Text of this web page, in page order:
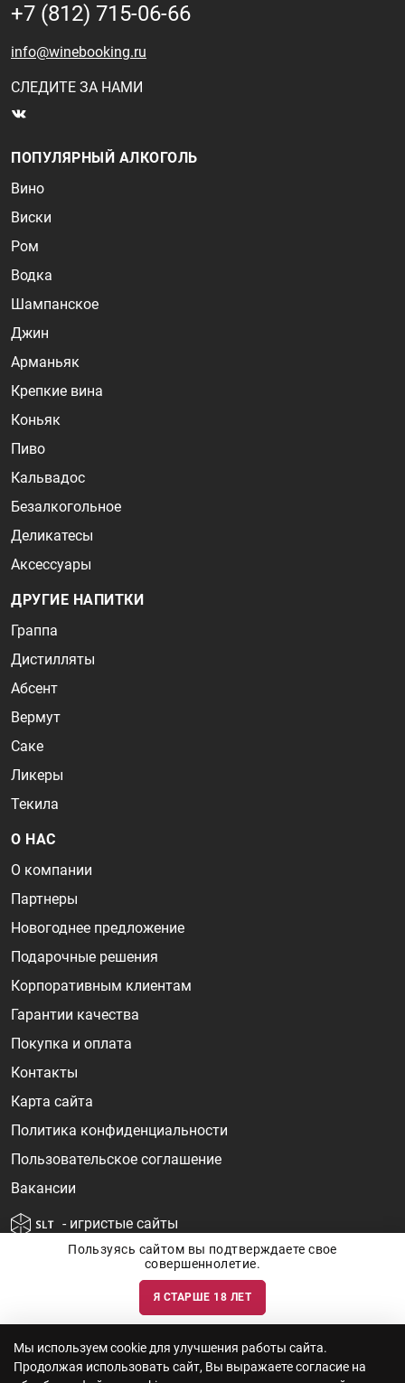
+7 (812) 715-06-66
info@winebooking.ru
СЛЕДИТЕ ЗА НАМИ
ПОПУЛЯРНЫЙ АЛКОГОЛЬ
Вино
Виски
Ром
Водка
Шампанское
Джин
Арманьяк
Крепкие вина
Коньяк
Пиво
Кальвадос
Безалкогольное
Деликатесы
Аксессуары
ДРУГИЕ НАПИТКИ
Граппа
Дистилляты
Абсент
Вермут
Саке
Ликеры
Текила
О НАС
О компании
Партнеры
Новогоднее предложение
Подарочные решения
Корпоративным клиентам
Гарантии качества
Покупка и оплата
Контакты
Карта сайта
Политика конфиденциальности
Пользовательское соглашение
Вакансии
- игристые сайты
Информация о ценах и наличии товаров носит ознакомительный
характер и может быть не точной. Цены на импортные товары особенно
актуальности наличия товаров и цен вы так же можете уточнить по
телефону+7 (812) 715 06-66с 11-22 ежедневно.
ООО "Винум" ИНН 7814473915, Лицензия на торговлю алкоголем: №
Пользуясь сайтом вы подтверждаете свое
совершеннолетие.
Я СТАРШЕ 18 ЛЕТ
Мы используем cookie для улучшения работы сайта.
Продолжая использовать сайт, Вы выражаете согласие на